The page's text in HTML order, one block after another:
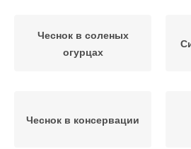
Чеснок в соленых
огурцах
Чеснок в консервации